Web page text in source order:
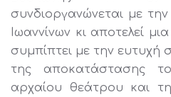
συνδιοργανώνεται με
Ιωαννίνων κι αποτελεί
συμπίπτει με την ευτυχή
της αποκατάστασης
αρχαίου θεάτρου και